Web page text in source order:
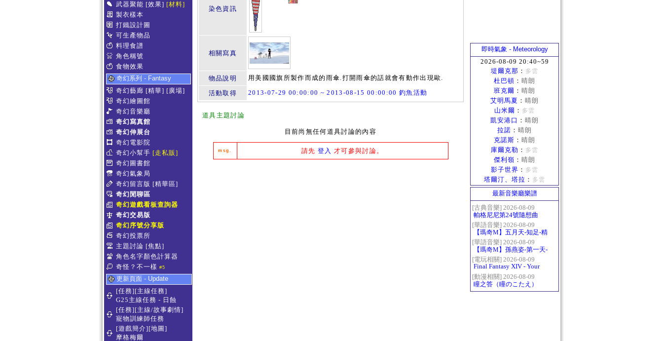
武器聚能 [效果] [材料]
製衣樣本
打鐵設計圖
可生產物品
料理食譜
角色稱號
食物效果
奇幻系列 - Fantasy
奇幻藝廊 [精華] [廣場]
奇幻繪圖館
奇幻音樂廳
奇幻寫真館
奇幻伸展台
奇幻電影院
奇幻小幫手 [走私販]
奇幻圖書館
奇幻氣象局
奇幻留言版 [精華區]
奇幻閒聊區
奇幻遊戲看板查詢器
奇幻交易版
奇幻序號分享版
奇幻投票所
主題討論 [焦點]
角色名字顏色計算器
奇怪？不一樣 #5
更新頁面 - Update
[任務][主線任務]
G25主線任務 - 日蝕
[任務][主線/故事劇情]
寵物訓練師任務
[遊戲簡介][地圖]
摩格梅爾
染色資訊
相關寫真
物品說明 用美國國旗所製作而成的雨傘.打開雨傘的話就會有動作出現歐.
活動取得 2013-07-29 00:00:00 ~ 2013-08-15 00:00:00 釣魚活動
道具主題討論
目前尚無任何道具討論的內容
msg. 請先 登入 才可參與討論。
即時氣象 - Meteorology
2026-08-09 20:40~59
堤爾克那 ： 多雲
杜巴頓 ： 晴朗
班克爾 ： 晴朗
艾明馬夏 ： 晴朗
山米爾 ： 多雲
凱安港口 ： 晴朗
拉諾 ： 晴朗
克諾斯 ： 晴朗
庫爾克勒 ： 多雲
傑利嶺 ： 晴朗
影子世界 ： 多雲
塔爾汀、塔拉 ： 多雲
最新音樂廳樂譜
[古典音樂] 2026-08-09
帕格尼尼第24號隨想曲
（Paganini Caprice No.24
in A-）
[華語音樂] 2026-08-09
【瑪奇M】五月天-知足-精
修版
[華語音樂] 2026-08-09
【瑪奇M】孫燕姿-第一天-
精修版
[電玩相關] 2026-08-09
Final Fantasy XIV - Your
Answer
[動漫相關] 2026-08-09
瞳之答（瞳のこたえ）